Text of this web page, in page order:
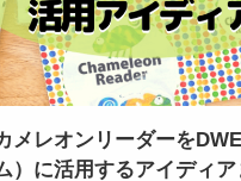
メレオンリーダーを
）に活用するアイディ